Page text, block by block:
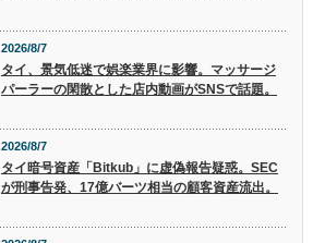
2026/8/7
タイ、景気低迷で娯楽業界に影響。マッサージ
パーラーの閑散とした店内動画がSNSで話題。
2026/8/7
タイ暗号資産「Bitkub」に虚偽報告疑惑。SEC
が刑事告発、17億バーツ相当の顧客資産流出。